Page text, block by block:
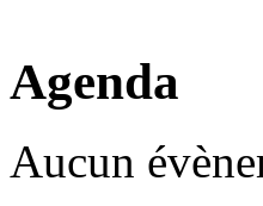
Agenda
Aucun